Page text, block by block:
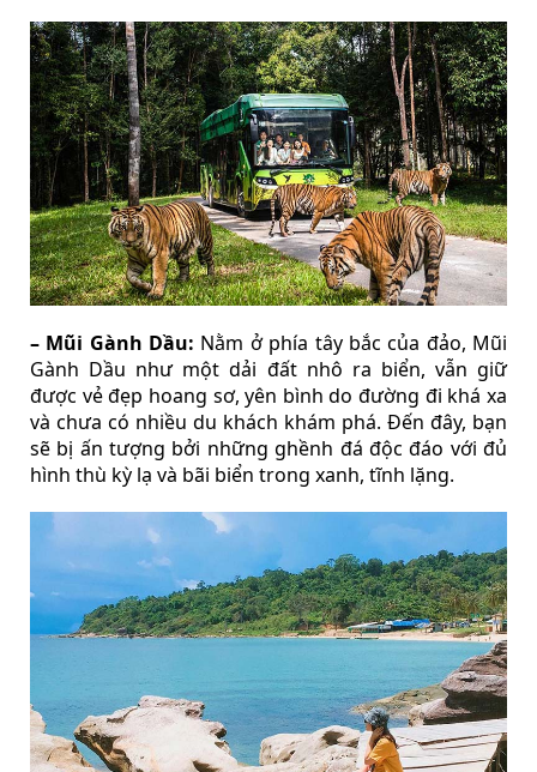
– Mũi Gành Dầu: Nằm ở phía tây bắc của đảo, Mũi
Gành Dầu như một dải đất nhô ra biển, vẫn giữ
được vẻ đẹp hoang sơ, yên bình do đường đi khá xa
và chưa có nhiều du khách khám phá. Đến đây, bạn
sẽ bị ấn tượng bởi những ghềnh đá độc đáo với đủ
hình thù kỳ lạ và bãi biển trong xanh, tĩnh lặng.